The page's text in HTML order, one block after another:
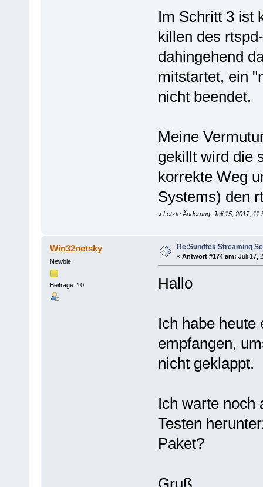
Im Schritt 3 ist
killen des
dahingehend
mitstartet, ein
nicht beendet.
Meine
gekillt wird die
korrekte Weg
Systems) den
« Letzte Änderung: Juli 15, 2017,
Win32netsky
Newbie
Beiträge: 10
Re:Sundtek Streaming
« Antwort #174 am: Juli 17,
Hallo
Ich habe
empfangen,
nicht geklappt.
Ich warte noch
Testen
Paket?
Gruß